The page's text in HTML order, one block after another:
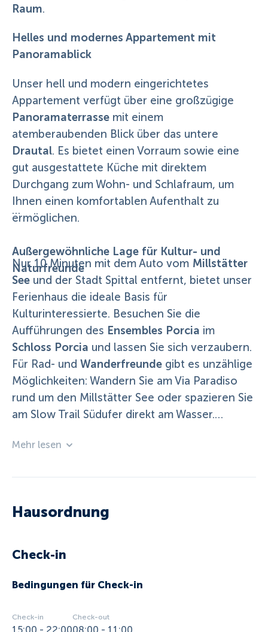
Raum.
Helles und modernes Appartement mit
Panoramablick
Unser hell und modern eingerichtetes
Appartement verfügt über eine großzügige
Panoramaterrasse mit einem
atemberaubenden Blick über das untere
Drautal. Es bietet einen Vorraum sowie eine
gut ausgestattete Küche mit direktem
Durchgang zum Wohn- und Schlafraum, um
Ihnen einen komfortablen Aufenthalt zu
ermöglichen.
Außergewöhnliche Lage für Kultur- und
Naturfreunde
Nur 10 Minuten mit dem Auto vom Millstätter
See und der Stadt Spittal entfernt, bietet unser
Ferienhaus die ideale Basis für
Kulturinteressierte. Besuchen Sie die
Aufführungen des Ensembles Porcia im
Schloss Porcia und lassen Sie sich verzaubern.
Für Rad- undWanderfreunde gibt es unzählige
Möglichkeiten: Wandern Sie am Via Paradiso
rund um den Millstätter See oder spazieren Sie
am Slow Trail Südufer direkt am Wasser.
Kärntens, wie den 5* zertifizierten
bequem mit der S-Bahn zurückkehren, der
entfernt.
Unsere Lieblingsplätze in der Region
- Picknick am Sternenbalkon
Mehr lesen
Hausordnung
Check-in
Bedingungen für Check-in
Check-in Check-out